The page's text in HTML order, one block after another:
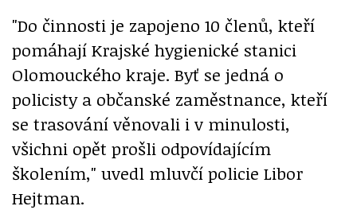
"Do činnosti je zapojeno 10 členů, kteří
pomáhají Krajské hygienické stanici
Olomouckého kraje. Byť se jedná o
policisty a občanské zaměstnance, kteří
se trasování věnovali i v minulosti,
všichni opět prošli odpovídajícím
školením," uvedl mluvčí policie Libor
Hejtman.